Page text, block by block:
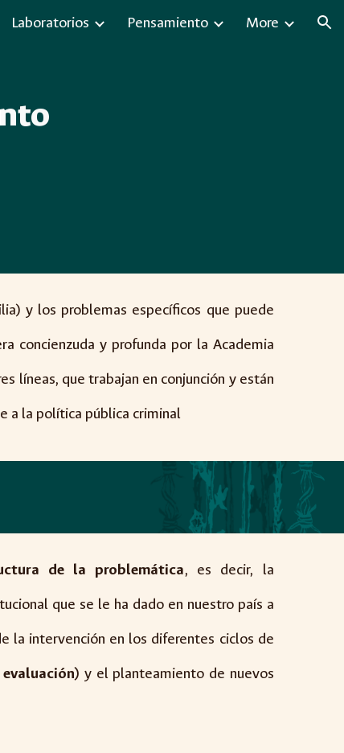
Laboratorios Pensamiento More
y los problemas específicos que puede
concienzuda y profunda por la Academia
líneas, que trabajan en conjunción y están
a la política pública criminal
de la problemática, es decir, la
que se le ha dado en nuestro país a
la intervención en los diferentes ciclos de
y el planteamiento de nuevos